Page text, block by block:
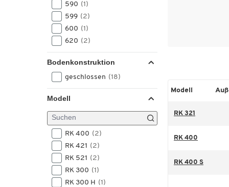
590 (1)
599 (2)
600 (1)
620 (2)
Bodenkonstruktion
geschlossen (18)
Modell
RK 400 (2)
RK 421 (2)
RK 521 (2)
RK 300 (1)
RK 300 H (1)
Modell
RK 321
RK 400
RK 400 S